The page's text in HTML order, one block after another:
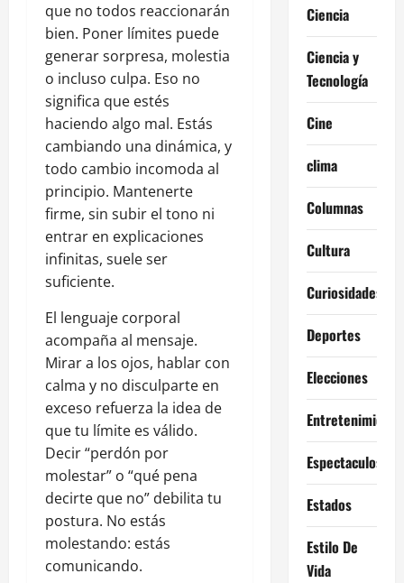
que no todos reaccionarán
bien. Poner límites puede
generar sorpresa, molestia
o incluso culpa. Eso no
significa que estés
haciendo algo mal. Estás
cambiando una dinámica, y
todo cambio incomoda al
principio. Mantenerte
firme, sin subir el tono ni
entrar en explicaciones
infinitas, suele ser
suficiente.
El lenguaje corporal
acompaña al mensaje.
Mirar a los ojos, hablar con
calma y no disculparte en
exceso refuerza la idea de
que tu límite es válido.
Decir “perdón por
molestar” o “qué pena
decirte que no” debilita tu
postura. No estás
molestando: estás
comunicando.
Ciencia
Ciencia y
Tecnología
Cine
clima
Columnas
Cultura
Curiosidades
Deportes
Elecciones
Entretenimiento
Espectaculos
Estados
Estilo De
Vida